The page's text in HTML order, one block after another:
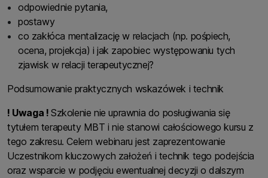
odpowiednie pytania,
postawy
co zakłóca mentalizację w relacjach (np. pośpiech,
ocena, projekcja) i jak zapobiec występowaniu tych
zjawisk w relacji terapeutycznej?
Podsumowanie praktycznych wskazówek i technik
! Uwaga ! Szkolenie nie uprawnia do posługiwania się
tytułem terapeuty MBT i nie stanowi całościowego kursu z
tego zakresu. Celem webinaru jest zaprezentowanie
Uczestnikom kluczowych założeń i technik tego podejścia
oraz wsparcie w podjęciu ewentualnej decyzji o dalszym